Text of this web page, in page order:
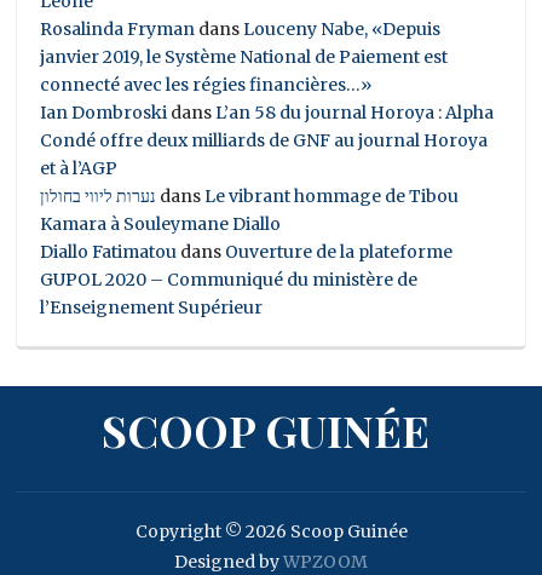
Rosalinda Fryman dansLouceny Nabe, «Depuis
janvier 2019, le Système National de Paiement est
connecté avec les régies financières…»
Ian Dombroski dansL’an 58 du journal Horoya : Alpha
Condé offre deux milliards de GNF au journal Horoya
et à l’AGP
נערות ליווי בחולון dansLe vibrant hommage de Tibou
Kamara à Souleymane Diallo
Diallo Fatimatou dans Ouverture de la plateforme
GUPOL 2020 – Communiqué du ministère de
l’Enseignement Supérieur
SCOOP GUINÉE
Copyright © 2026 Scoop Guinée
Designed byWPZOOM